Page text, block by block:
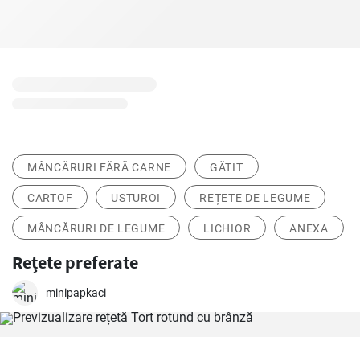
MÂNCĂRURI FĂRĂ CARNE GĂTIT
CARTOF USTUROI REȚETE DE LEGUME
MÂNCĂRURI DE LEGUME LICHIOR ANEXA
Rețete preferate
minipapkaci